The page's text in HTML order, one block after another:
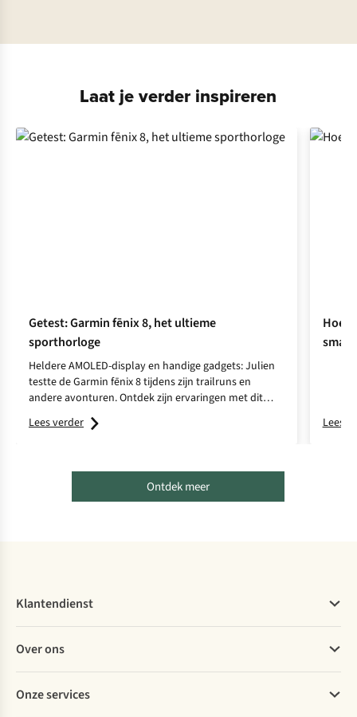
Laat je verder inspireren
Getest: Garmin fēnix 8, het ultieme
sporthorloge
Heldere AMOLED-display en handige gadgets: Julien
testte de Garmin fēnix 8 tijdens zijn trailruns en
andere avonturen. Ontdek zijn ervaringen met dit
high-end sporthorloge.
Lees verder
Hoe
Lees
Ontdek meer
Klantendienst
Bestellen
Betalen
Levering
Over ons
Explore More
Onze services